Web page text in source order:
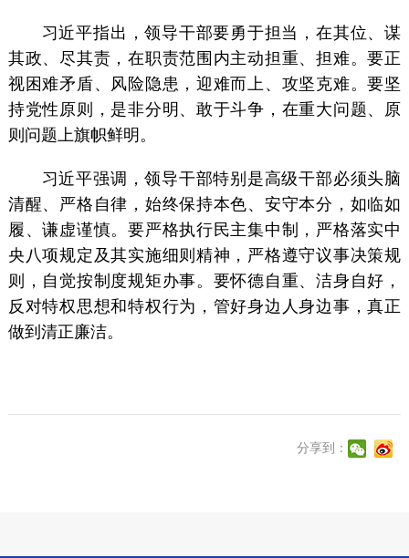
习近平指出，领导干部要勇于担当，在其位、谋
其政、尽其责，在职责范围内主动担重、担难。要正
视困难矛盾、风险隐患，迎难而上、攻坚克难。要坚
持党性原则，是非分明、敢于斗争，在重大问题、原
则问题上旗帜鲜明。
习近平强调，领导干部特别是高级干部必须头脑
清醒、严格自律，始终保持本色、安守本分，如临如
履、谦虚谨慎。要严格执行民主集中制，严格落实中
央八项规定及其实施细则精神，严格遵守议事决策规
则，自觉按制度规矩办事。要怀德自重、洁身自好，
反对特权思想和特权行为，管好身边人身边事，真正
做到清正廉洁。
分享到：